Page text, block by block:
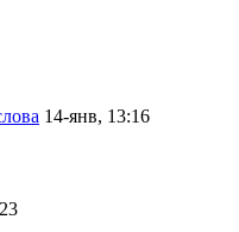
14-янв, 13:16